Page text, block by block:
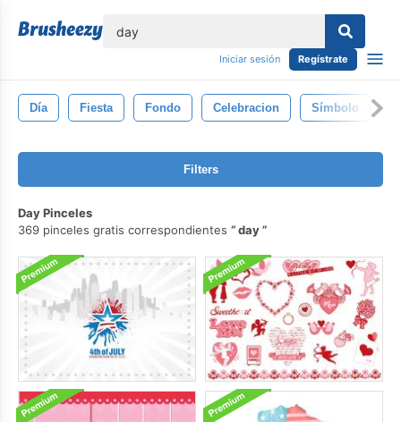
Iniciar sesión Regístrate
Día Fiesta Fondo Celebracion Símbolo
Filters
Day Pinceles
369 pinceles gratis correspondientes
day